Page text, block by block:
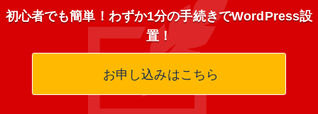
初心者でも簡単！わずか1分の手続きでWordPress設
置！
お申し込みはこちら